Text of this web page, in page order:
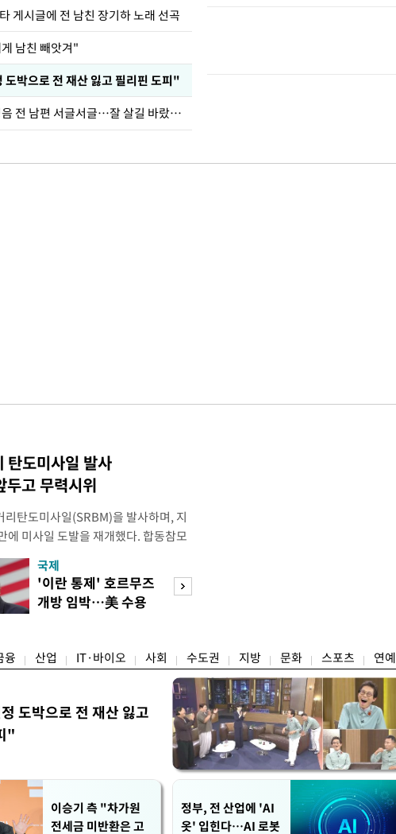
게시글에 전 남친 장기하 노래 선곡
남친 빼앗겨"
박으로 전 재산 잃고 필리핀 도피"
정보석 "황정음 전 남편 서글서글…잘 살길 바랐는데"
도미사일 발사
두고 무력시위
리탄도미사일(SRBM)을 발사하며, 지
에 미사일 도발을 재개했다. 합동참모
은 6일 오후 5시께 북한 원산 일대에
단거리 탄도미사일을 포착했다. 이날
발사했는지는 아직 확인되지 않고 있
미사일의 정확한 제원과 사거
국제
'이란 통제' 호르무즈
개방 임박…美 수용
융 산업 IT·바이오 사회 수도권 지방 문화 스포츠 연예
도박으로 전 재산 잃고
"
이승기 측 "차가원
전세금 미반환은 고
정부, 전 산업에 'AI
옷' 입힌다…AI 로봇